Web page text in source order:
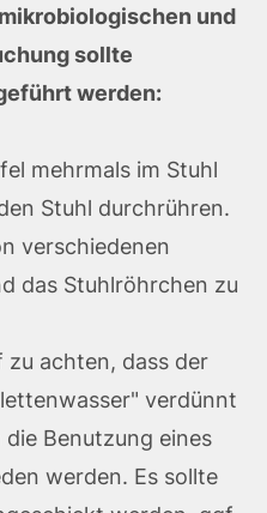
und
sollte
werden:
mehrmals im Stuhl
Stuhl durchrühren.
verschiedenen
das Stuhlröhrchen zu
zu achten, dass der
verdünnt
Benutzung eines
werden. Es sollte